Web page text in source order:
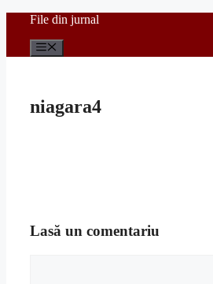
conținut
File din jurnal
niagara4
Lasă un comentariu